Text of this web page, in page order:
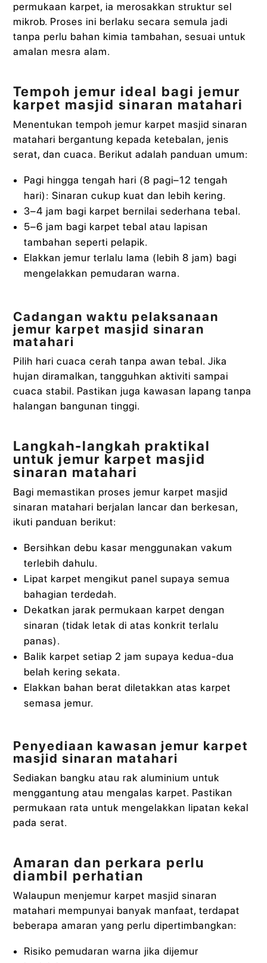
permukaan karpet, ia merosakkan struktur sel
mikrob. Proses ini berlaku secara semula jadi
tanpa perlu bahan kimia tambahan, sesuai untuk
amalan mesra alam.
Tempoh jemur ideal bagi jemur
karpet masjid sinaran matahari
Menentukan tempoh jemur karpet masjid sinaran
matahari bergantung kepada ketebalan, jenis
serat, dan cuaca. Berikut adalah panduan umum:
Pagi hingga tengah hari (8 pagi–12 tengah
hari): Sinaran cukup kuat dan lebih kering.
3–4 jam bagi karpet bernilai sederhana tebal.
5–6 jam bagi karpet tebal atau lapisan
tambahan seperti pelapik.
Elakkan jemur terlalu lama (lebih 8 jam) bagi
mengelakkan pemudaran warna.
Cadangan waktu pelaksanaan
jemur karpet masjid sinaran
matahari
Pilih hari cuaca cerah tanpa awan tebal. Jika
hujan diramalkan, tangguhkan aktiviti sampai
cuaca stabil. Pastikan juga kawasan lapang tanpa
halangan bangunan tinggi.
Langkah-langkah praktikal
untuk jemur karpet masjid
sinaran matahari
Bagi memastikan proses jemur karpet masjid
sinaran matahari berjalan lancar dan berkesan,
ikuti panduan berikut:
Bersihkan debu kasar menggunakan vakum
terlebih dahulu.
Lipat karpet mengikut panel supaya semua
bahagian terdedah.
Dekatkan jarak permukaan karpet dengan
sinaran (tidak letak di atas konkrit terlalu
panas).
Balik karpet setiap 2 jam supaya kedua-dua
belah kering sekata.
Elakkan bahan berat diletakkan atas karpet
semasa jemur.
Penyediaan kawasan jemur karpet
masjid sinaran matahari
Sediakan bangku atau rak aluminium untuk
menggantung atau mengalas karpet. Pastikan
permukaan rata untuk mengelakkan lipatan kekal
pada serat.
Amaran dan perkara perlu
diambil perhatian
Walaupun menjemur karpet masjid sinaran
matahari mempunyai banyak manfaat, terdapat
beberapa amaran yang perlu dipertimbangkan:
Risiko pemudaran warna jika dijemur